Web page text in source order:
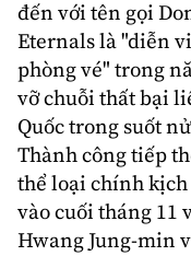
đến với tên gọi
Eternals là "diễn
phòng vé" trong
vỡ chuỗi thất bại
Quốc trong suốt
Thành công tiếp
thể loại chính
vào cuối tháng 11
Hwang Jung-min